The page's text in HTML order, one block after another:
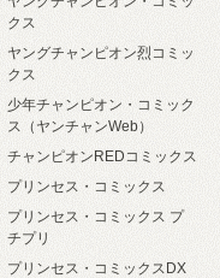
クス
ヤングチャンピオン烈コミッ
クス
少年チャンピオン・コミック
ス（ヤンチャンWeb）
チャンピオンREDコミックス
プリンセス・コミックス
プリンセス・コミックス プ
チプリ
プリンセス・コミックスDX